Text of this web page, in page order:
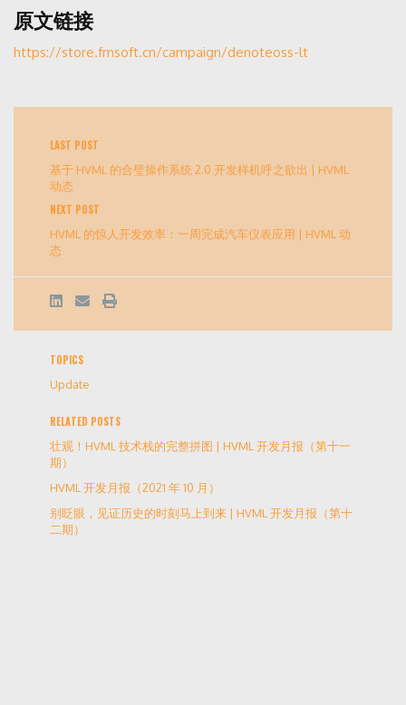
原文链接
https://store.fmsoft.cn/campaign/denoteoss-lt
LAST POST
基于 HVML 的合璧操作系统 2.0 开发样机呼之欲出 | HVML
动态
NEXT POST
HVML 的惊人开发效率：一周完成汽车仪表应用 | HVML 动
态
TOPICS
Update
RELATED POSTS
壮观！HVML 技术栈的完整拼图 | HVML 开发月报（第十一
期）
HVML 开发月报（2021 年 10 月）
别眨眼，见证历史的时刻马上到来 | HVML 开发月报（第十
二期）